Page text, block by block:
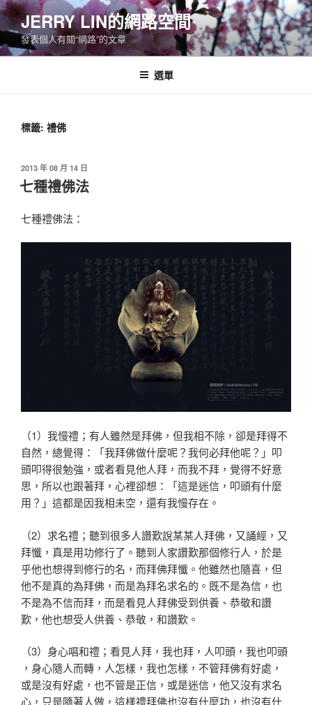
跳
至
主
要
JERRY LIN的網路空間
發表個人有關“網路”的文章
選單
標籤: 禮佛
發
佈
於
2013 年 08 月 14 日
七種禮佛法
七種禮佛法：
（1）我慢禮；有人雖然是拜佛，但我相不除，卻是拜得不
自然，總覺得：「我拜佛做什麼呢？我何必拜他呢？」叩
頭叩得很勉強，或者看見他人拜，而我不拜，覺得不好意
思， 所以也跟著拜，心裡卻想：「這是迷信，叩頭有什麼
用？」 這都是因我相未空，還有我慢存在。
（2）求名禮；聽到很多人讚歎說某某人拜佛，又誦經，又
拜懺，真是用功修行了。聽到人家讚歎那個修行人，於是
乎他也想得到修行的名，而拜佛拜懺。他雖然也隨喜，但
他不是真的為拜佛，而是為拜名求名的。既不是為信，也
不是為不信而拜，而是看見人拜佛受到供養、恭敬和讚
歎，他也想受人供養、恭敬，和讚歎。
（3）身心唱和禮；看見人拜，我也拜，人叩頭，我也叩頭
，身心隨人而轉，人怎樣，我也怎樣，不管拜佛有好處，
或是沒有好處，也不管是正信，或是迷信，他又沒有求名
心， 只是隨著人做，這樣禮拜佛也沒有什麼功，也沒有什